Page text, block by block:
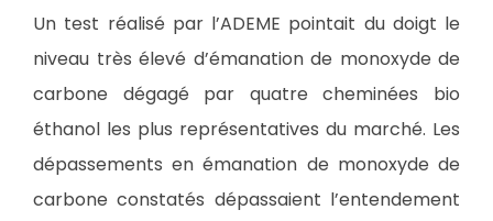
Un test réalisé par l’ADEME pointait du doigt le
niveau très élevé d’émanation de monoxyde de
carbone dégagé par quatre cheminées bio
éthanol les plus représentatives du marché. Les
dépassements en émanation de monoxyde de
carbone constatés dépassaient l’entendement